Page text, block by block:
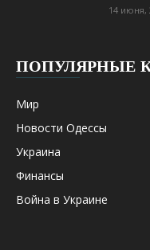
14 июня,
ПОПУЛЯРНЫЕ
Мир
Новости Одессы
Украина
Финансы
Война в Украине